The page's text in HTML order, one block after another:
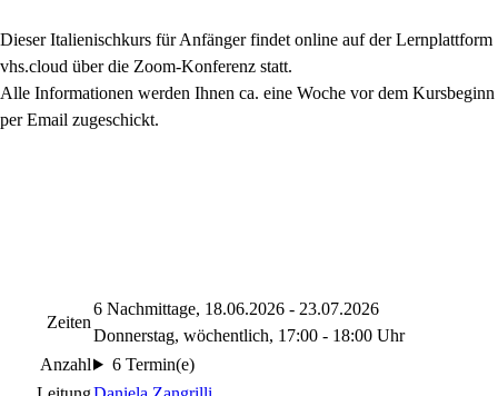
Dieser Italienischkurs für Anfänger findet online auf der Lernplattform
vhs.cloud über die Zoom-Konferenz statt.
Alle Informationen werden Ihnen ca. eine Woche vor dem Kursbeginn
per Email zugeschickt.
Zeiten
6 Nachmittage, 18.06.2026 - 23.07.2026
Donnerstag, wöchentlich, 17:00 - 18:00 Uhr
Anzahl
6 Termin(e)